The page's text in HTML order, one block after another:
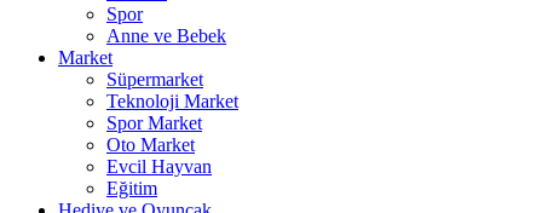
Spor
Anne ve Bebek
Market
Süpermarket
Teknoloji Market
Spor Market
Oto Market
Evcil Hayvan
Eğitim